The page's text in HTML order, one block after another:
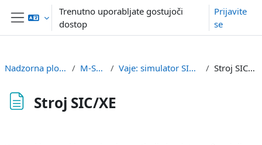
Preskoči na glavno vsebino
Stransko polje
Trenutno uporabljate gostujoči
dostop
Prijavite
se
Nadzorna plošča M-SPO Vaje: simulator SIC/XE Stroj SIC/XE
Stroj SIC/XE